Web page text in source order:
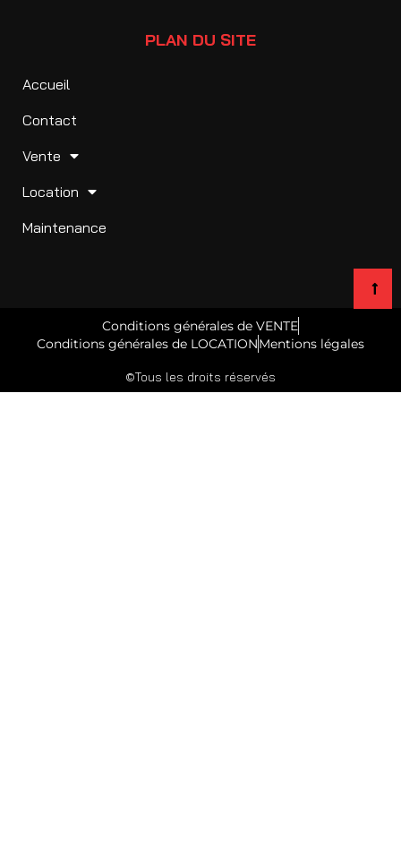
PLAN DU SITE
Accueil
Contact
Vente
Location
Maintenance
Conditions générales de VENTE
Conditions générales de LOCATIONMentions légales
©Tous les droits réservés